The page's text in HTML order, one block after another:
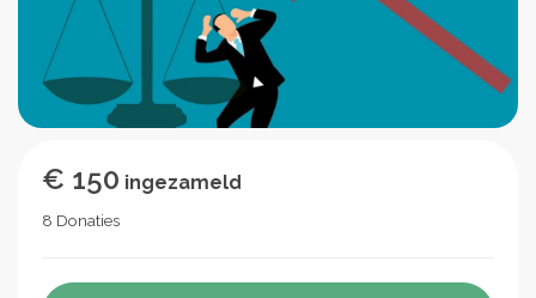
€ 150 ingezameld
8 Donaties